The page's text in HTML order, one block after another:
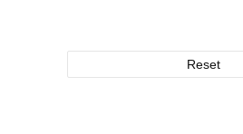
Reset